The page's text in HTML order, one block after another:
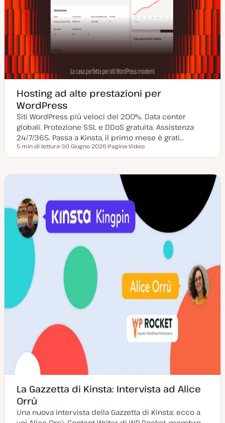
Hosting ad alte prestazioni per
WordPress
Siti WordPress più veloci del 200%. Data center
globali. Protezione SSL e DDoS gratuita. Assistenza
24/7/365. Passa a Kinsta, il primo mese è grati…
Tempo di lettura
5 min di lettura
a
a
i
r
a
t
30 Giugno 2026
o
t
e
Pagina
i
o
o
n
t
e
n
u
Video
La Gazzetta di Kinsta: Intervista ad Alice
Orrù
Una nuova intervista della Gazzetta di Kinsta: ecco a